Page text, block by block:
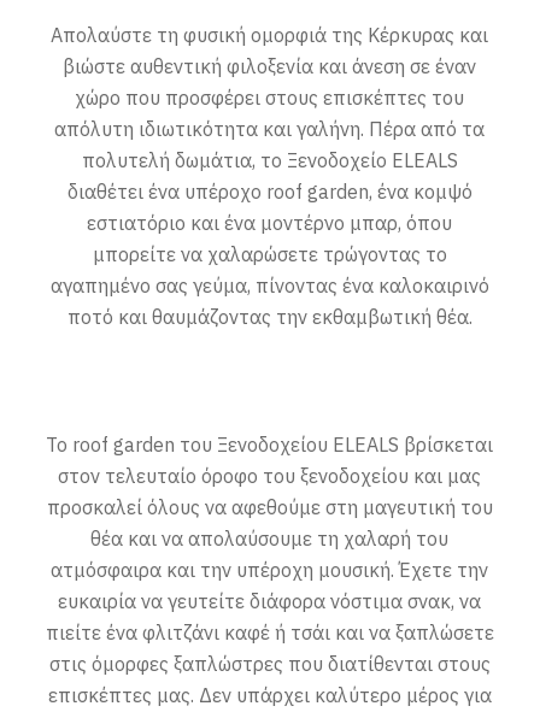
Απολαύστε τη φυσική ομορφιά της Κέρκυρας και
βιώστε αυθεντική φιλοξενία και άνεση σε έναν
χώρο που προσφέρει στους επισκέπτες του
απόλυτη ιδιωτικότητα και γαλήνη. Πέρα από τα
πολυτελή δωμάτια, το Ξενοδοχείο ELEALS
διαθέτει ένα υπέροχο roof garden, ένα κομψό
εστιατόριο και ένα μοντέρνο μπαρ, όπου
μπορείτε να χαλαρώσετε τρώγοντας το
αγαπημένο σας γεύμα, πίνοντας ένα καλοκαιρινό
ποτό και θαυμάζοντας την εκθαμβωτική θέα.
Το roof garden του Ξενοδοχείου ELEALS βρίσκεται
στον τελευταίο όροφο του ξενοδοχείου και μας
προσκαλεί όλους να αφεθούμε στη μαγευτική του
θέα και να απολαύσουμε τη χαλαρή του
ατμόσφαιρα και την υπέροχη μουσική. Έχετε την
ευκαιρία να γευτείτε διάφορα νόστιμα σνακ, να
πιείτε ένα φλιτζάνι καφέ ή τσάι και να ξαπλώσετε
στις όμορφες ξαπλώστρες που διατίθενται στους
επισκέπτες μας. Δεν υπάρχει καλύτερο μέρος για